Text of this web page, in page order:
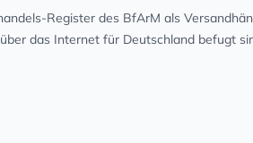
Register des BfArM als
das Internet für Deutschland befugt